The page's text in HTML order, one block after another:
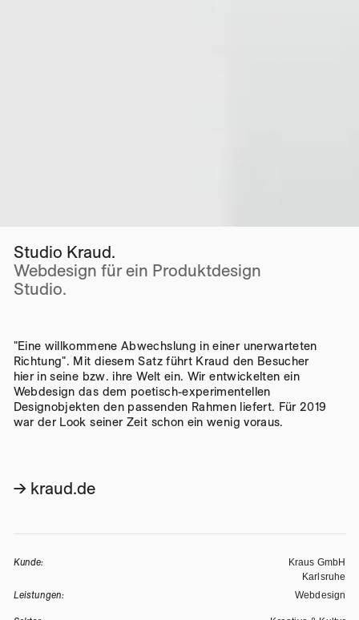
Studio Kraud.
Webdesign für ein Produktdesign
Studio.
"Eine willkommene Abwechslung in einer unerwarteten
Richtung". Mit diesem Satz führt Kraud den Besucher
hier in seine bzw. ihre Welt ein. Wir entwickelten ein
Webdesign das dem poetisch-experimentellen
Designobjekten den passenden Rahmen liefert. Für 2019
war der Look seiner Zeit schon ein wenig voraus.
→ kraud.de
Kunde:
Kraus GmbH
Karlsruhe
Leistungen: Webdesign